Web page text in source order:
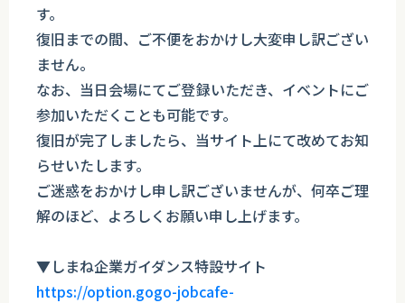
す。
復旧までの間、ご不便をおかけし大変申し訳ござい
ません。
なお、当日会場にてご登録いただき、イベントにご
参加いただくことも可能です。
復旧が完了しましたら、当サイト上にて改めてお知
らせいたします。
ご迷惑をおかけし申し訳ございませんが、何卒ご理
解のほど、よろしくお願い申し上げます。
▼しまね企業ガイダンス特設サイト
https://option.gogo-jobcafe-